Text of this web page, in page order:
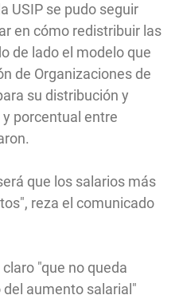
USIP se pudo seguir
en cómo redistribuir las
de lado el modelo que
de Organizaciones de
su distribución y
porcentual entre
que los salarios más
reza el comunicado
"que no queda
aumento salarial"